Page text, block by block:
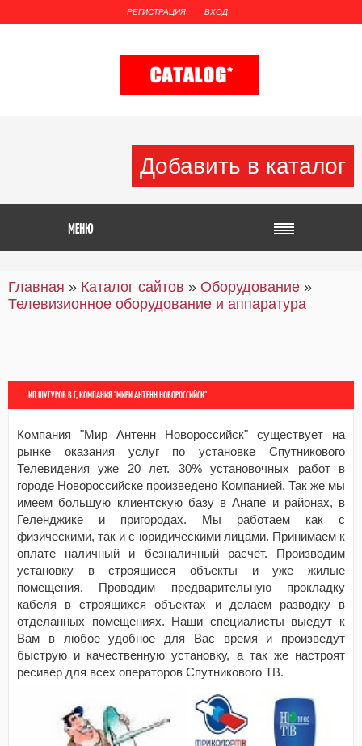
РЕГИСТРАЦИЯ ВХОД
Добавить в каталог
Главная » Каталог сайтов » Оборудование »
Телевизионное оборудование и аппаратура
ИП ШУГУРОВ В.Г, КОМПАНИЯ "МИРИ АНТЕНН НОВОРОССИЙСК"
Компания "Мир Антенн Новороссийск" существует на
рынке оказания услуг по установке Спутникового
Телевидения уже 20 лет. 30% установочных работ в
городе Новороссийске произведено Компанией. Так же мы
имеем большую клиентскую базу в Анапе и районах, в
Геленджике и пригородах. Мы работаем как с
физическими, так и с юридическими лицами. Принимаем к
оплате наличный и безналичный расчет. Производим
установку в строящиеся объекты и уже жилые
помещения. Проводим предварительную прокладку
кабеля в строящихся объектах и делаем разводку в
отделанных помещениях. Наши специалисты выедут к
Вам в любое удобное для Вас время и произведут
быструю и качественную установку, а так же настроят
ресивер для всех операторов Спутникового ТВ.